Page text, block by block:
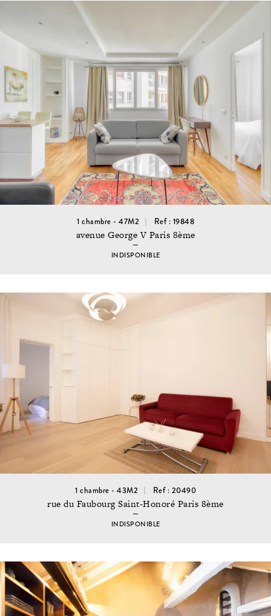
1 chambre - 47M2 Ref : 19848
avenue George V Paris 8ème
INDISPONIBLE
1 chambre - 43M2 Ref : 20490
rue du Faubourg Saint-Honoré Paris 8ème
INDISPONIBLE